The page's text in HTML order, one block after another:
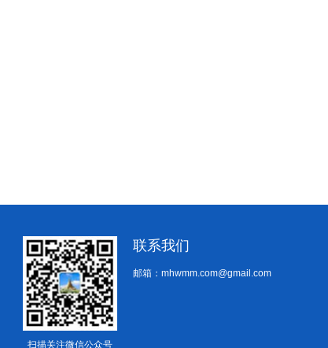
扫描关注微信公众号
联系我们
邮箱：mhwmm.com@gmail.com